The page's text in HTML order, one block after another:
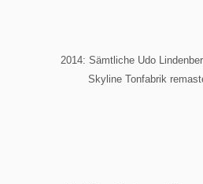
2014: Sämtliche Udo
Skyline Tonfabrik